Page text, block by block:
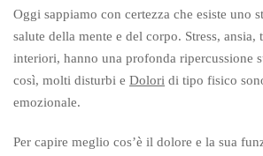
Oggi sappiamo con certezza che esiste uno
salute della mente e del corpo. Stress,
interiori, hanno una profonda ripercussione
così, molti disturbi e Dolori di tipo fisico
emozionale.
Per capire meglio cos’è il dolore e la sua